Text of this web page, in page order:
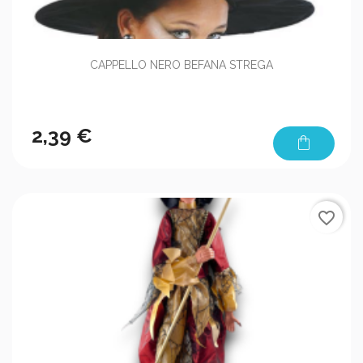
CAPPELLO NERO BEFANA STREGA
2,39 € shopping_bag
favorite_border